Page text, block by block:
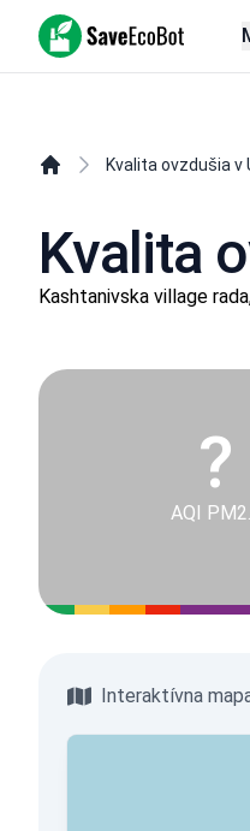
SaveEcoBot
Kvalita ovzdušia v
Kvalita
Kashtanivska village
?
AQI
Interaktívna